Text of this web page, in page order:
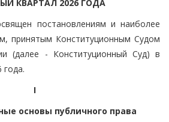
КВАРТАЛ 2026 ГОДА
постановлениям и наиболее
принятым Конституционным Судом
(далее - Конституционный Суд) в
года.
I
основы публичного права